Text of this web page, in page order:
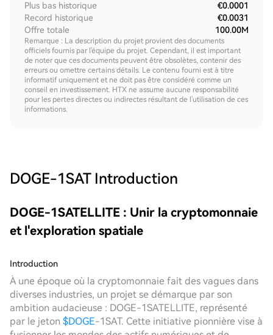
Plus bas historique
€0.0001
Record historique
€0.0031
Offre totale
100.00M
Remarque : La description du projet provient des documents
officiels fournis par l'équipe du projet. Cependant, il est important
de noter que ces documents peuvent être obsolètes, contenir des
erreurs ou omettre certains détails. Le contenu fourni est à titre
informatif uniquement et ne doit pas être considéré comme un
conseil en investissement. HTX ne assume aucune responsabilité
pour les pertes directes ou indirectes résultant de l'utilisation de ces
informations.
DOGE-1SAT Introduction
DOGE-1SATELLITE : Unir la cryptomonnaie
et l'exploration spatiale
Introduction
À une époque où la cryptomonnaie fait des vagues dans
diverses industries, un projet se démarque par son
ambition audacieuse : DOGE-1SATELLITE, représenté
par le jeton $DOGE-1SAT. Cette initiative pionnière vise à